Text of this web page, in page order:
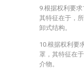
9.根据权利要
其特征在于，
卸式结构。
10.根据权利要
罩，其特征在
介物。